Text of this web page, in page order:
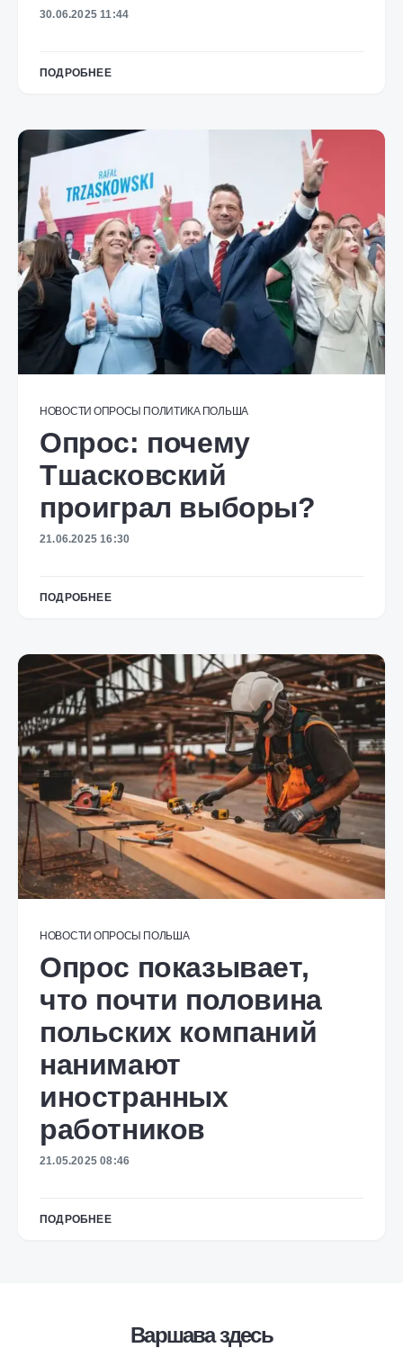
30.06.2025 11:44
ПОДРОБНЕЕ
НОВОСТИ ОПРОСЫ ПОЛИТИКА ПОЛЬША
Опрос: почему
Тшасковский
проиграл выборы?
21.06.2025 16:30
ПОДРОБНЕЕ
НОВОСТИ ОПРОСЫ ПОЛЬША
Опрос показывает,
что почти половина
польских компаний
нанимают
иностранных
работников
21.05.2025 08:46
ПОДРОБНЕЕ
Варшава здесь